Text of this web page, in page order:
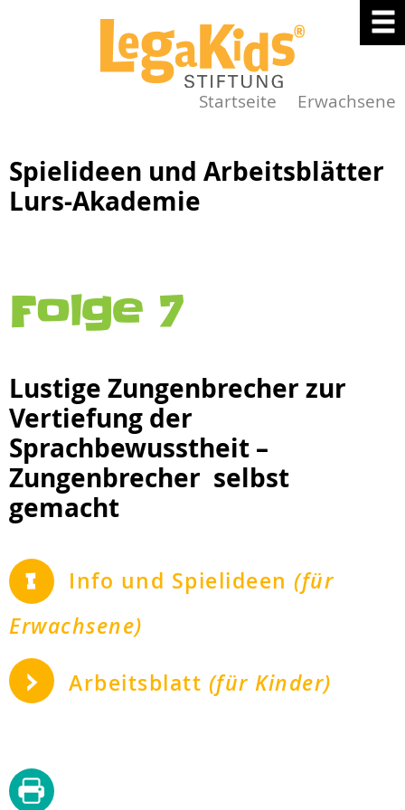
Startseite Erwachsene
Spielideen und Arbeitsblätter
Lurs-Akademie
Folge 7
Lustige Zungenbrecher zur
Vertiefung der
Sprachbewusstheit –
Zungenbrecher selbst
gemacht
Info und Spielideen (für
Erwachsene)
Arbeitsblatt (für Kinder)
diese